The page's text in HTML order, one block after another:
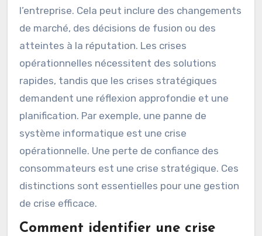
l’entreprise. Cela peut inclure des changements
de marché, des décisions de fusion ou des
atteintes à la réputation. Les crises
opérationnelles nécessitent des solutions
rapides, tandis que les crises stratégiques
demandent une réflexion approfondie et une
planification. Par exemple, une panne de
système informatique est une crise
opérationnelle. Une perte de confiance des
consommateurs est une crise stratégique. Ces
distinctions sont essentielles pour une gestion
de crise efficace.
Comment identifier une crise